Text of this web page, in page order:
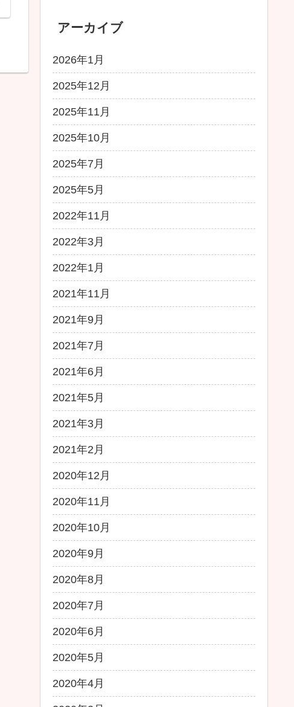
アーカイブ
2026年1月
2025年12月
2025年11月
2025年10月
2025年7月
2025年5月
2022年11月
2022年3月
2022年1月
2021年11月
2021年9月
2021年7月
2021年6月
2021年5月
2021年3月
2021年2月
2020年12月
2020年11月
2020年10月
2020年9月
2020年8月
2020年7月
2020年6月
2020年5月
2020年4月